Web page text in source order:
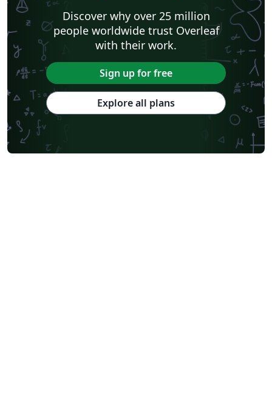
Discover why over 25 million
people worldwide trust Overleaf
with their work.
Sign up for free
Explore all plans